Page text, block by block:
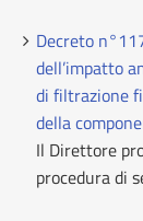
Decreto
dell’impatto
di filtrazione
della
Il Direttore
procedura di